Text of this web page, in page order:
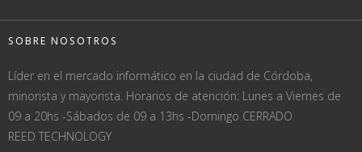
SOBRE NOSOTROS
Líder en el mercado informático en la ciudad de Córdoba,
minorista y mayorista. Horarios de atención: Lunes a Viernes de
09 a 20hs -Sábados de 09 a 13hs -Domingo CERRADO
REED TECHNOLOGY